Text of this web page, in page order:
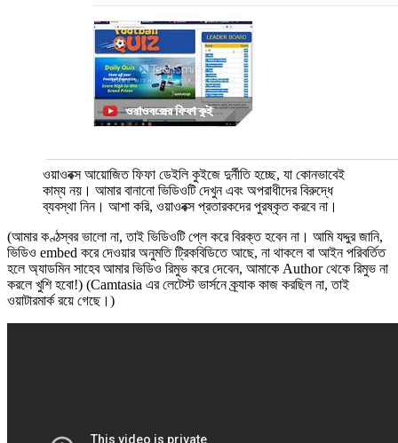
ওয়াওবক্স আয়োজিত ফিফা ডেইলি কুইজে দুর্নীতি হচ্ছে, যা কোনভাবেই
কাম্য নয়। আমার বানানো ভিডিওটি দেখুন এবং অপরাধীদের বিরুদ্ধে
ব্যবস্থা নিন। আশা করি, ওয়াওবক্স প্রতারকদের পুরষ্কৃত করবে না।
(আমার কণ্ঠস্বর ভালো না, তাই ভিডিওটি প্লে করে বিরক্ত হবেন না। আমি যদ্দুর জানি,
ভিডিও embed করে দেওয়ার অনুমতি ট্রিকবিডিতে আছে, না থাকলে বা আইন পরিবর্তিত
হলে অ্যাডমিন সাহেব আমার ভিডিও রিমুভ করে দেবেন, আমাকে Author থেকে রিমুভ না
করলে খুশি হবো!) (Camtasia এর লেটেস্ট ভার্সনে ক্র্যাক কাজ করছিল না, তাই
ওয়াটারমার্ক রয়ে গেছে।)